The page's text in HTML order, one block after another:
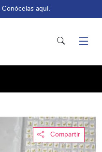
Conócelas aquí.
Compartir